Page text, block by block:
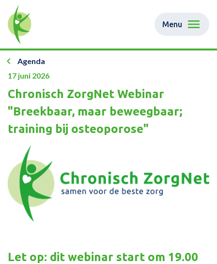
Menu
Agenda
17 juni 2026
Chronisch ZorgNet Webinar
"Breekbaar, maar beweegbaar;
training bij osteoporose"
Let op: dit webinar start om 19.00